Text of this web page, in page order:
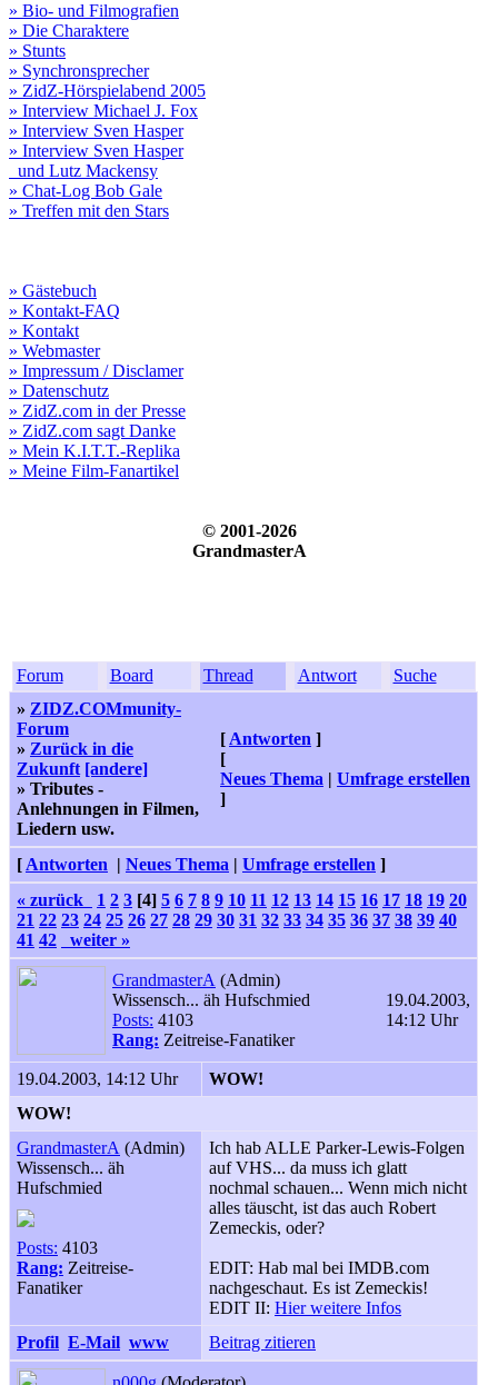
» Bio- und Filmografien
» Die Charaktere
» Stunts
» Synchronsprecher
» ZidZ-Hörspielabend 2005
» Interview Michael J. Fox
» Interview Sven Hasper
» Interview Sven Hasper
und Lutz Mackensy
» Chat-Log Bob Gale
» Treffen mit den Stars
» Gästebuch
» Kontakt-FAQ
» Kontakt
» Webmaster
» Impressum / Disclamer
» Datenschutz
» ZidZ.com in der Presse
» ZidZ.com sagt Danke
» Mein K.I.T.T.-Replika
» Meine Film-Fanartikel
© 2001-2026
GrandmasterA
Forum Board Thread Antwort
Suche
» ZIDZ.COMmunity-
Forum
» Zurück in die
Zukunft [andere]
» Tributes -
Anlehnungen in Filmen,
Liedern usw.
[ Antworten ]
[
Neues Thema | Umfrage erstellen
]
[ Antworten | Neues Thema | Umfrage erstellen ]
« zurück
1 2 3 [4] 5 6 7 8 9 10 11 12 13 14 15 16 17 18 19 20
21 22 23 24 25 26 27 28 29 30 31 32 33 34 35 36 37 38 39 40
41 42 weiter »
GrandmasterA (Admin)
Wissensch... äh Hufschmied
Posts: 4103
Rang: Zeitreise-Fanatiker
19.04.2003,
14:12 Uhr
19.04.2003, 14:12 Uhr
WOW!
WOW!
GrandmasterA (Admin)
Wissensch... äh
Hufschmied
Posts: 4103
Rang: Zeitreise-
Fanatiker
Ich hab ALLE Parker-Lewis-Folgen
auf VHS... da muss ich glatt
nochmal schauen... Wenn mich nicht
alles täuscht, ist das auch Robert
Zemeckis, oder?
EDIT: Hab mal bei IMDB.com
nachgeschaut. Es ist Zemeckis!
EDIT II: Hier weitere Infos
Profil E-Mail www Beitrag zitieren